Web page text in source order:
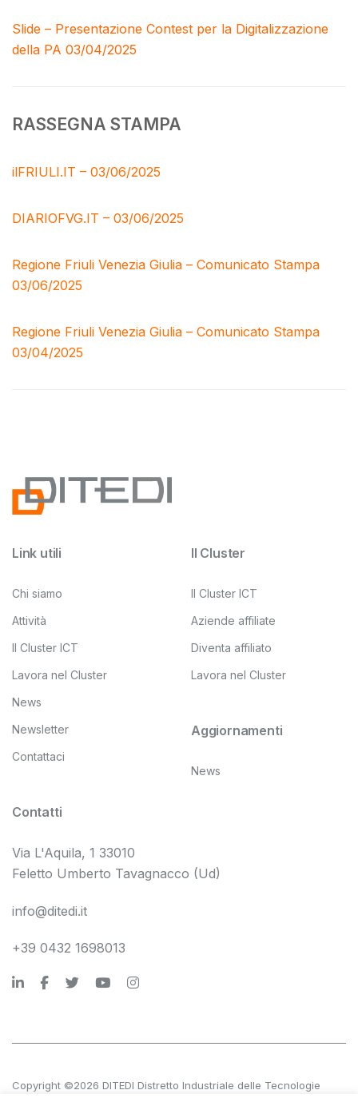
Slide – Presentazione Contest per la Digitalizzazione
della PA 03/04/2025
RASSEGNA STAMPA
ilFRIULI.IT – 03/06/2025
DIARIOFVG.IT – 03/06/2025
Regione Friuli Venezia Giulia – Comunicato Stampa
03/06/2025
Regione Friuli Venezia Giulia – Comunicato Stampa
03/04/2025
Link utili
Chi siamo
Attività
Il Cluster ICT
Lavora nel Cluster
News
Newsletter
Contattaci
Il Cluster
Il Cluster ICT
Aziende affiliate
Diventa affiliato
Lavora nel Cluster
Aggiornamenti
News
Contatti
Via L'Aquila, 1 33010
Feletto Umberto Tavagnacco (Ud)
info@ditedi.it
+39 0432 1698013
Copyright ©2026 DITEDI Distretto Industriale delle Tecnologie